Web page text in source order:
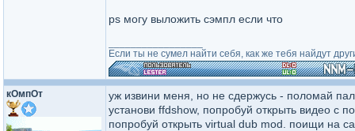
ps могу выложить сэмпл если что
Если ты не сумел найти себя, как же тебя найдут
кОмпОт
уж извини меня, но не сдержусь - поломай
установи ffdshow, попробуй открыть видео
попробуй открыть virtual dub mod. поищи на